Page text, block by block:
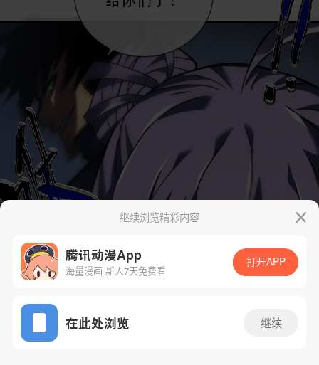
App免费看
继续浏览精彩内容
腾讯动漫App
海量漫画 新人7天免费看
打开APP
在此处浏览 继续